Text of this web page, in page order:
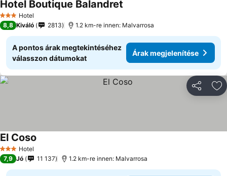
3 Kategória
Hotel
Hotel Boutique Balandret
8,8 Kiváló 2813 1.2 km-re innen: Malvarrosa
A pontos árak megtekintéséhez
válasszon dátumokat
Árak megjelenítése
3 Kategória
Hotel
El Coso
7,9 Jó 11 137 1.2 km-re innen: Malvarrosa